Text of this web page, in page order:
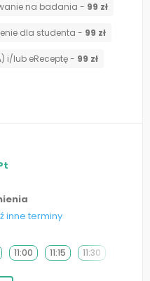
na badania - 99 zł
dla studenta - 99 zł
i/lub eReceptę - 99 zł
inne terminy
11:00 11:15 11:30